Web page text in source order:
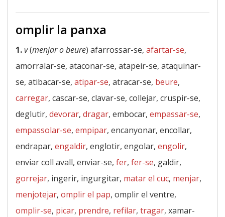
omplir la panxa
1.v(menjar o beure) afarrossar-se, afartar-se,
amorralar-se, ataconar-se, atapeir-se, ataquinar-
se, atibacar-se, atipar-se, atracar-se, beure,
carregar, cascar-se, clavar-se, collejar, cruspir-se,
deglutir, devorar, dragar, embocar, empassar-se,
empassolar-se, empipar, encanyonar, encollar,
endrapar, engaldir, englotir, engolar, engolir,
enviar coll avall, enviar-se, fer, fer-se, galdir,
gorrejar, ingerir, ingurgitar, matar el cuc, menjar,
menjotejar, omplir el pap, omplir el ventre,
omplir-se, picar, prendre, refilar, tragar, xamar-